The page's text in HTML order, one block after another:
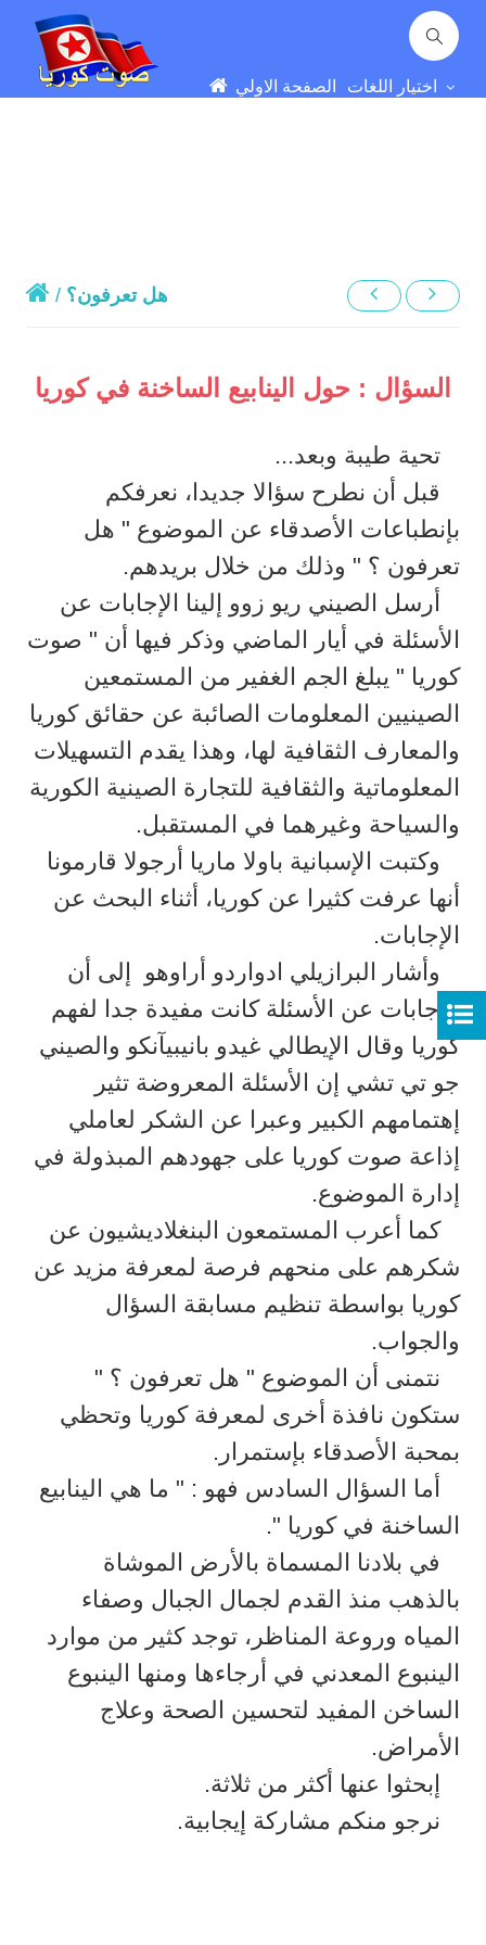
الصفحة الاولي
/ هل تعرفون؟
السؤال : حول الينابيع الساخنة في كوريا
تحية طيبة وبعد...
قبل أن نطرح سؤالا جديدا، نعرفكم
بإنطباعات الأصدقاء عن الموضوع " هل
تعرفون ؟ " وذلك من خلال بريدهم.
أرسل الصيني ريو زوو إلينا الإجابات عن
الأسئلة في أيار الماضي وذكر فيها أن " صوت
كوريا " يبلغ الجم الغفير من المستمعين
الصينيين المعلومات الصائبة عن حقائق كوريا
والمعارف الثقافية لها، وهذا يقدم التسهيلات
المعلوماتية والثقافية للتجارة الصينية الكورية
والسياحة وغيرهما في المستقبل.
وكتبت الإسبانية باولا ماريا أرجولا قارمونا
أنها عرفت كثيرا عن كوريا، أثناء البحث عن
الإجابات.
وأشار البرازيلي ادواردو أراوهو إلى أن
الإجابات عن الأسئلة كانت مفيدة جدا لفهم
كوريا وقال الإيطالي غيدو بانيبيآنكو والصيني
جو تي تشي إن الأسئلة المعروضة تثير
إهتمامهم الكبير وعبرا عن الشكر لعاملي
إذاعة صوت كوريا على جهودهم المبذولة في
إدارة الموضوع.
كما أعرب المستمعون البنغلاديشيون عن
شكرهم على منحهم فرصة لمعرفة مزيد عن
كوريا بواسطة تنظيم مسابقة السؤال
والجواب.
نتمنى أن الموضوع " هل تعرفون ؟ "
ستكون نافذة أخرى لمعرفة كوريا وتحظي
بمحبة الأصدقاء بإستمرار.
أما السؤال السادس فهو : " ما هي الينابيع
الساخنة في كوريا ".
في بلادنا المسماة بالأرض الموشاة
بالذهب منذ القدم لجمال الجبال وصفاء
المياه وروعة المناظر، توجد كثير من موارد
الينبوع المعدني في أرجاءها ومنها الينبوع
الساخن المفيد لتحسين الصحة وعلاج
الأمراض.
إبحثوا عنها أكثر من ثلاثة.
نرجو منكم مشاركة إيجابية.